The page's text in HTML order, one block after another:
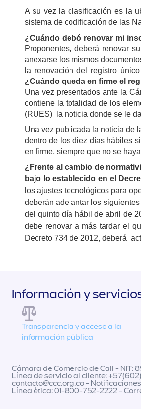
A su vez la clasificación es la
sistema de codificación de las
¿Cuándo debó renovar mi
Proponentes, deberá renovar
anexarse los mismos
la renovación del registro
¿Cuándo queda en firme el
Una vez presentados ante la
contiene la totalidad de los
(RUES) la noticia donde se le
Una vez publicada la noticia de
dentro de los diez días hábiles
en firme, siempre que no se
¿Frente al cambio de
bajo lo establecido en el
los ajustes tecnológicos para
deberán adelantar los
del quinto día hábil de abril de
debe renovar a más tardar el
Decreto 734 de 2012, deberá
Información y
Transparencia y acceso a la
información pública
Cámara de Comercio de Cali - NIT:
Línea de servicio al cliente:
contacto@ccc.org.co-
Línea ética: 01-800-752-2222 -